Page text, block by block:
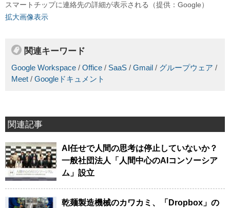
スマートチップに連絡先の詳細が表示される（提供：Google）
拡大画像表示
関連キーワード
Google Workspace / Office / SaaS / Gmail / グループウェア /
Meet / Googleドキュメント
関連記事
AI任せで人間の思考は停止していないか？
一般社団法人「人間中心のAIコンソーシア
ム」設立
乾麺製造機械のカワカミ、「Dropbox」の